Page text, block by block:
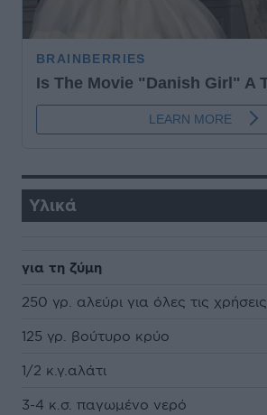
Υλικά
για τη ζύμη
250 γρ. αλεύρι για όλες τις χρήσεις
125 γρ. βούτυρο κρύο
1/2 κ.γ.αλάτι
3-4 κ.σ. παγωμένο νερό